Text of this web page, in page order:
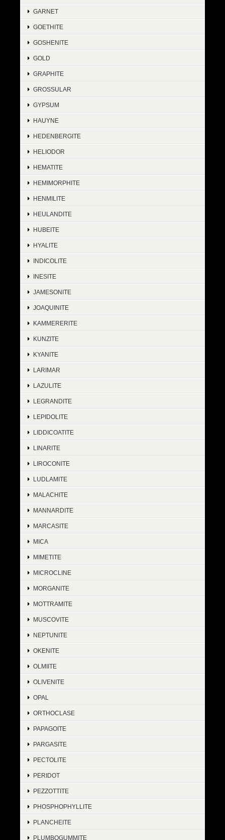
GARNET
GOETHITE
GOSHENITE
GOLD
GRAPHITE
GROSSULAR
GYPSUM
HAUYNE
HEDENBERGITE
HELIODOR
HEMATITE
HEMIMORPHITE
HENMILITE
HEULANDITE
HUBEITE
HYALITE
INDICOLITE
INESITE
JAMESONITE
JOAQUINITE
KAMMERERITE
KUNZITE
KYANITE
LARIMAR
LAZULITE
LEGRANDITE
LEPIDOLITE
LIDDICOATITE
LINARITE
LIROCONITE
LUDLAMITE
MALACHITE
MANNARDITE
MARCASITE
MICA
MIMETITE
MICROCLINE
MORGANITE
MOTTRAMITE
MUSCOVITE
NEPTUNITE
OKENITE
OLMIITE
OLIVENITE
OPAL
ORTHOCLASE
PAPAGOITE
PARGASITE
PECTOLITE
PERIDOT
PEZZOTTITE
PHOSPHOPHYLLITE
PLANCHEITE
PLUMBOGUMMITE